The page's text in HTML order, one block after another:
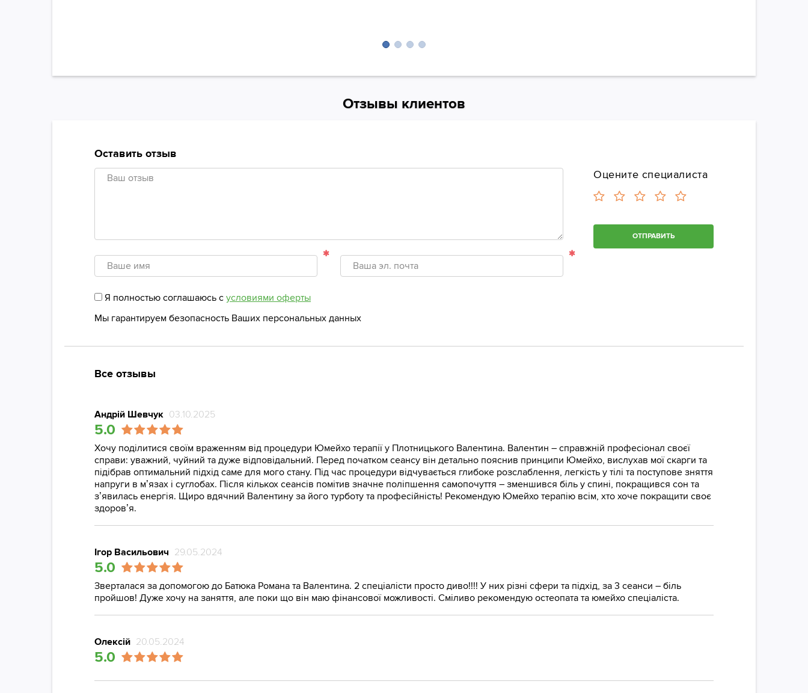
Отзывы клиентов
Оставить отзыв
Я полностью соглашаюсь с условиями оферты
Мы гарантируем безопасность Ваших персональных данных
Оцените специалиста
ОТПРАВИТЬ
Все отзывы
Андрій Шевчук 03.10.2025
5.0
Хочу поділитися своїм враженням від процедури Юмейхо терапії у Плотницького Валентина. Валентин – справжній професіонал своєї
справи: уважний, чуйний та дуже відповідальний. Перед початком сеансу він детально пояснив принципи Юмейхо, вислухав мої скарги та
підібрав оптимальний підхід саме для мого стану. Під час процедури відчувається глибоке розслаблення, легкість у тілі та поступове зняття
напруги в м’язах і суглобах. Після кількох сеансів помітив значне поліпшення самопочуття – зменшився біль у спині, покращився сон та
з’явилась енергія. Щиро вдячний Валентину за його турботу та професійність! Рекомендую Юмейхо терапію всім, хто хоче покращити своє
здоров’я.
Ігор Васильович 29.05.2024
5.0
Зверталася за допомогою до Батюка Романа та Валентина. 2 спеціалісти просто диво!!!! У них різні сфери та підхід, за 3 сеанси – біль
пройшов! Дуже хочу на заняття, але поки що він маю фінансової можливості. Сміливо рекомендую остеопата та юмейхо спеціаліста.
Олексій 20.05.2024
5.0